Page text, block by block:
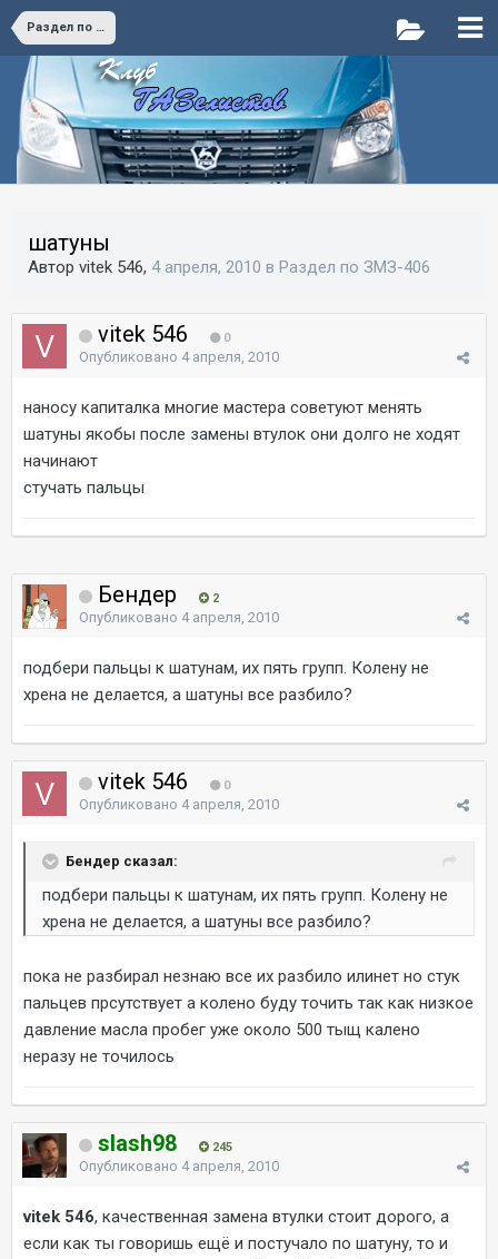
Раздел по ЗМЗ-406
шатуны
Автор vitek 546, 4 апреля, 2010 в Раздел по ЗМЗ-406
vitek 546 0
Опубликовано 4 апреля, 2010
наносу капиталка многие мастера советуют менять
шатуны якобы после замены втулок они долго не ходят
начинают
стучать пальцы
Бендер 2
Опубликовано 4 апреля, 2010
подбери пальцы к шатунам, их пять групп. Колену не
хрена не делается, а шатуны все разбило?
vitek 546 0
Опубликовано 4 апреля, 2010
Бендер сказал:
подбери пальцы к шатунам, их пять групп. Колену не
хрена не делается, а шатуны все разбило?
пока не разбирал незнаю все их разбило илинет но стук
пальцев прсутствует а колено буду точить так как низкое
давление масла пробег уже около 500 тыщ калено
неразу не точилось
slash98 245
Опубликовано 4 апреля, 2010
vitek 546, качественная замена втулки стоит дорого, а
если как ты говоришь ещё и постучало по шатуну, то и